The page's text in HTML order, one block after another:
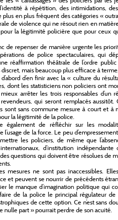
à répétition, des intimidations,
plus en plus fréquent des catégories «
de violence qui ne résout rien en
la légitimité policière que pour ceux
de repenser de manière urgente les
de police spectaculaires, qui
réaffirmation théâtrale de l’ordre
mais beaucoup plus efficace à terme.
d’en finir avec la « culture du
dont les statisticiens non policiers ont
arrêter les trois responsables d’un
qui seront remplacés aussitôt.
sont sans commune mesure à court et à
la légitimité de la police.
également de réfléchir sur les
l’usage de la force. Le peu
les policiers, de même que
internationaux, d’institution
questions qui doivent être résolues de
mesures ne sont pas inaccessibles.
et peuvent se nourrir de précédents
le manque d’imagination politique qui
de la police le principal régulateur
de cette option. Ce n’est sans
nulle part » pourrait perdre de son acuité.